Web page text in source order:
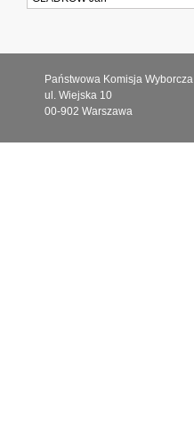
Państwowa Komisja Wyborcza
ul. Wiejska 10
00-902 Warszawa